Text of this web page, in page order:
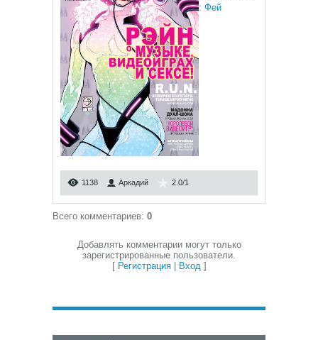
: Фей
1138 Аркадий 2.0/1
Всего комментариев: 0
Добавлять комментарии могут только
зарегистрированные пользователи.
[ Регистрация| Вход]